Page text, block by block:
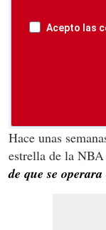
Acepto las
Hace unas
estrella de la
de que se